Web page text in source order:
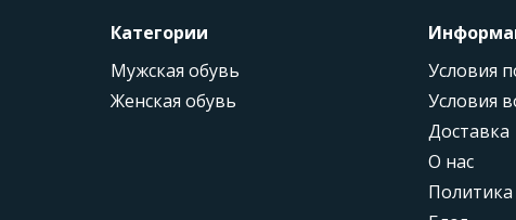
Категории
Мужская обувь
Женская обувь
Условия
Условия
Доставка
О нас